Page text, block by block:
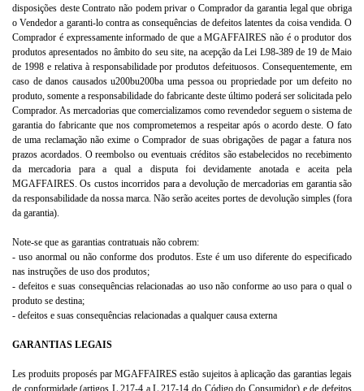
disposições deste Contrato não podem privar o Comprador da garantia legal que obriga
o Vendedor a garanti-lo contra as consequências de defeitos latentes da coisa vendida. O
Comprador é expressamente informado de que a MGAFFAIRES não é o produtor dos
produtos apresentados no âmbito do seu site, na acepção da Lei L98-389 de 19 de Maio
de 1998 e relativa à responsabilidade por produtos defeituosos. Consequentemente, em
caso de danos causados u200bu200ba uma pessoa ou propriedade por um defeito no
produto, somente a responsabilidade do fabricante deste último poderá ser solicitada pelo
Comprador. As mercadorias que comercializamos como revendedor seguem o sistema de
garantia do fabricante que nos comprometemos a respeitar após o acordo deste. O fato
de uma reclamação não exime o Comprador de suas obrigações de pagar a fatura nos
prazos acordados. O reembolso ou eventuais créditos são estabelecidos no recebimento
da mercadoria para a qual a disputa foi devidamente anotada e aceita pela
MGAFFAIRES. Os custos incorridos para a devolução de mercadorias em garantia são
da responsabilidade da nossa marca. Não serão aceites portes de devolução simples (fora
da garantia).
Note-se que as garantias contratuais não cobrem:
- uso anormal ou não conforme dos produtos. Este é um uso diferente do especificado
nas instruções de uso dos produtos;
- defeitos e suas consequências relacionadas ao uso não conforme ao uso para o qual o
produto se destina;
- defeitos e suas consequências relacionadas a qualquer causa externa
GARANTIAS LEGAIS
Les produits proposés parMGAFFAIRES estão sujeitos à aplicação das garantias legais
de conformidade (artigos L.217-4 a L.217-14 do Código do Consumidor) e de defeitos